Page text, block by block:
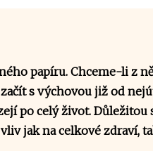
papíru. Chceme-li z
s výchovou již od
po celý život. Důležitou
jak na celkové zdraví,